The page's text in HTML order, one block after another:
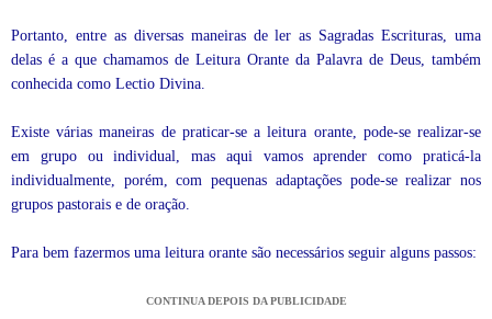
Portanto, entre as diversas maneiras de ler as Sagradas Escrituras, uma
delas é a que chamamos de Leitura Orante da Palavra de Deus, também
conhecida como Lectio Divina.
Existe várias maneiras de praticar-se a leitura orante, pode-se realizar-se
em grupo ou individual, mas aqui vamos aprender como praticá-la
individualmente, porém, com pequenas adaptações pode-se realizar nos
grupos pastorais e de oração.
Para bem fazermos uma leitura orante são necessários seguir alguns passos:
CONTINUA DEPOIS DA PUBLICIDADE